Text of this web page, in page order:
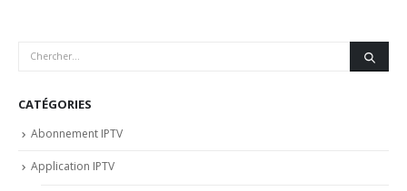
CATÉGORIES
Abonnement IPTV
Application IPTV